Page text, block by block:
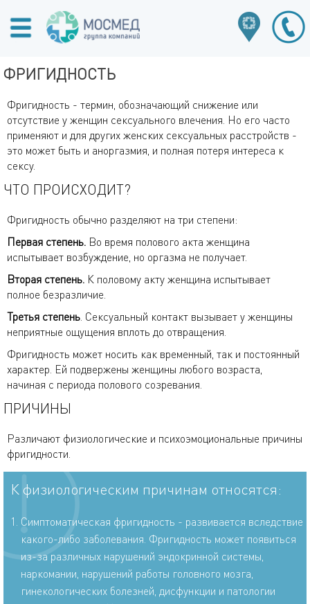
ФРИГИДНОСТЬ
Фригидность - термин, обозначающий снижение или
отсутствие у женщин сексуального влечения. Но его часто
применяют и для других женских сексуальных расстройств -
это может быть и аноргазмия, и полная потеря интереса к
сексу.
ЧТО ПРОИСХОДИТ?
Фригидность обычно разделяют на три степени:
Первая степень. Во время полового акта женщина
испытывает возбуждение, но оргазма не получает.
Вторая степень. К половому акту женщина испытывает
полное безразличие.
Третья степень . Сексуальный контакт вызывает у женщины
неприятные ощущения вплоть до отвращения.
Фригидность может носить как временный, так и постоянный
характер. Ей подвержены женщины любого возраста,
начиная с периода полового созревания.
ПРИЧИНЫ
Различают физиологические и психоэмоциональные причины
фригидности.
К физиологическим причинам относятся:
Симптоматическая фригидность - развивается вследствие
какого-либо заболевания. Фригидность может появиться
из-за различных нарушений эндокринной системы,
наркомании, нарушений работы головного мозга,
гинекологических болезней, дисфункции и патологии